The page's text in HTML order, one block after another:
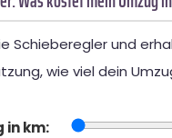
Schieberegler und
wie viel dein
in km: